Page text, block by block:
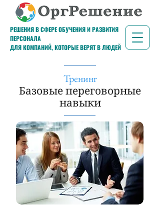
РЕШЕНИЯ В СФЕРЕ ОБУЧЕНИЯ И РАЗВИТИЯ
ПЕРСОНАЛА
ДЛЯ КОМПАНИЙ, КОТОРЫЕ ВЕРЯТ В ЛЮДЕЙ
Тренинг
Базовые переговорные
навыки